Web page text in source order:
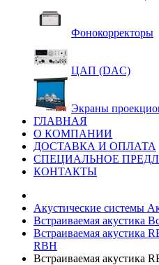
Фонокорректоры
ЦАП (DAC)
Экраны
ГЛАВНАЯ
О КОМПАНИИ
ДОСТАВКА И ОПЛАТА
СПЕЦИАЛЬНОЕ
КОНТАКТЫ
Акустические системы
Встраиваемая акустика
Встраиваемая акустика
RBH
Встраиваемая акустика